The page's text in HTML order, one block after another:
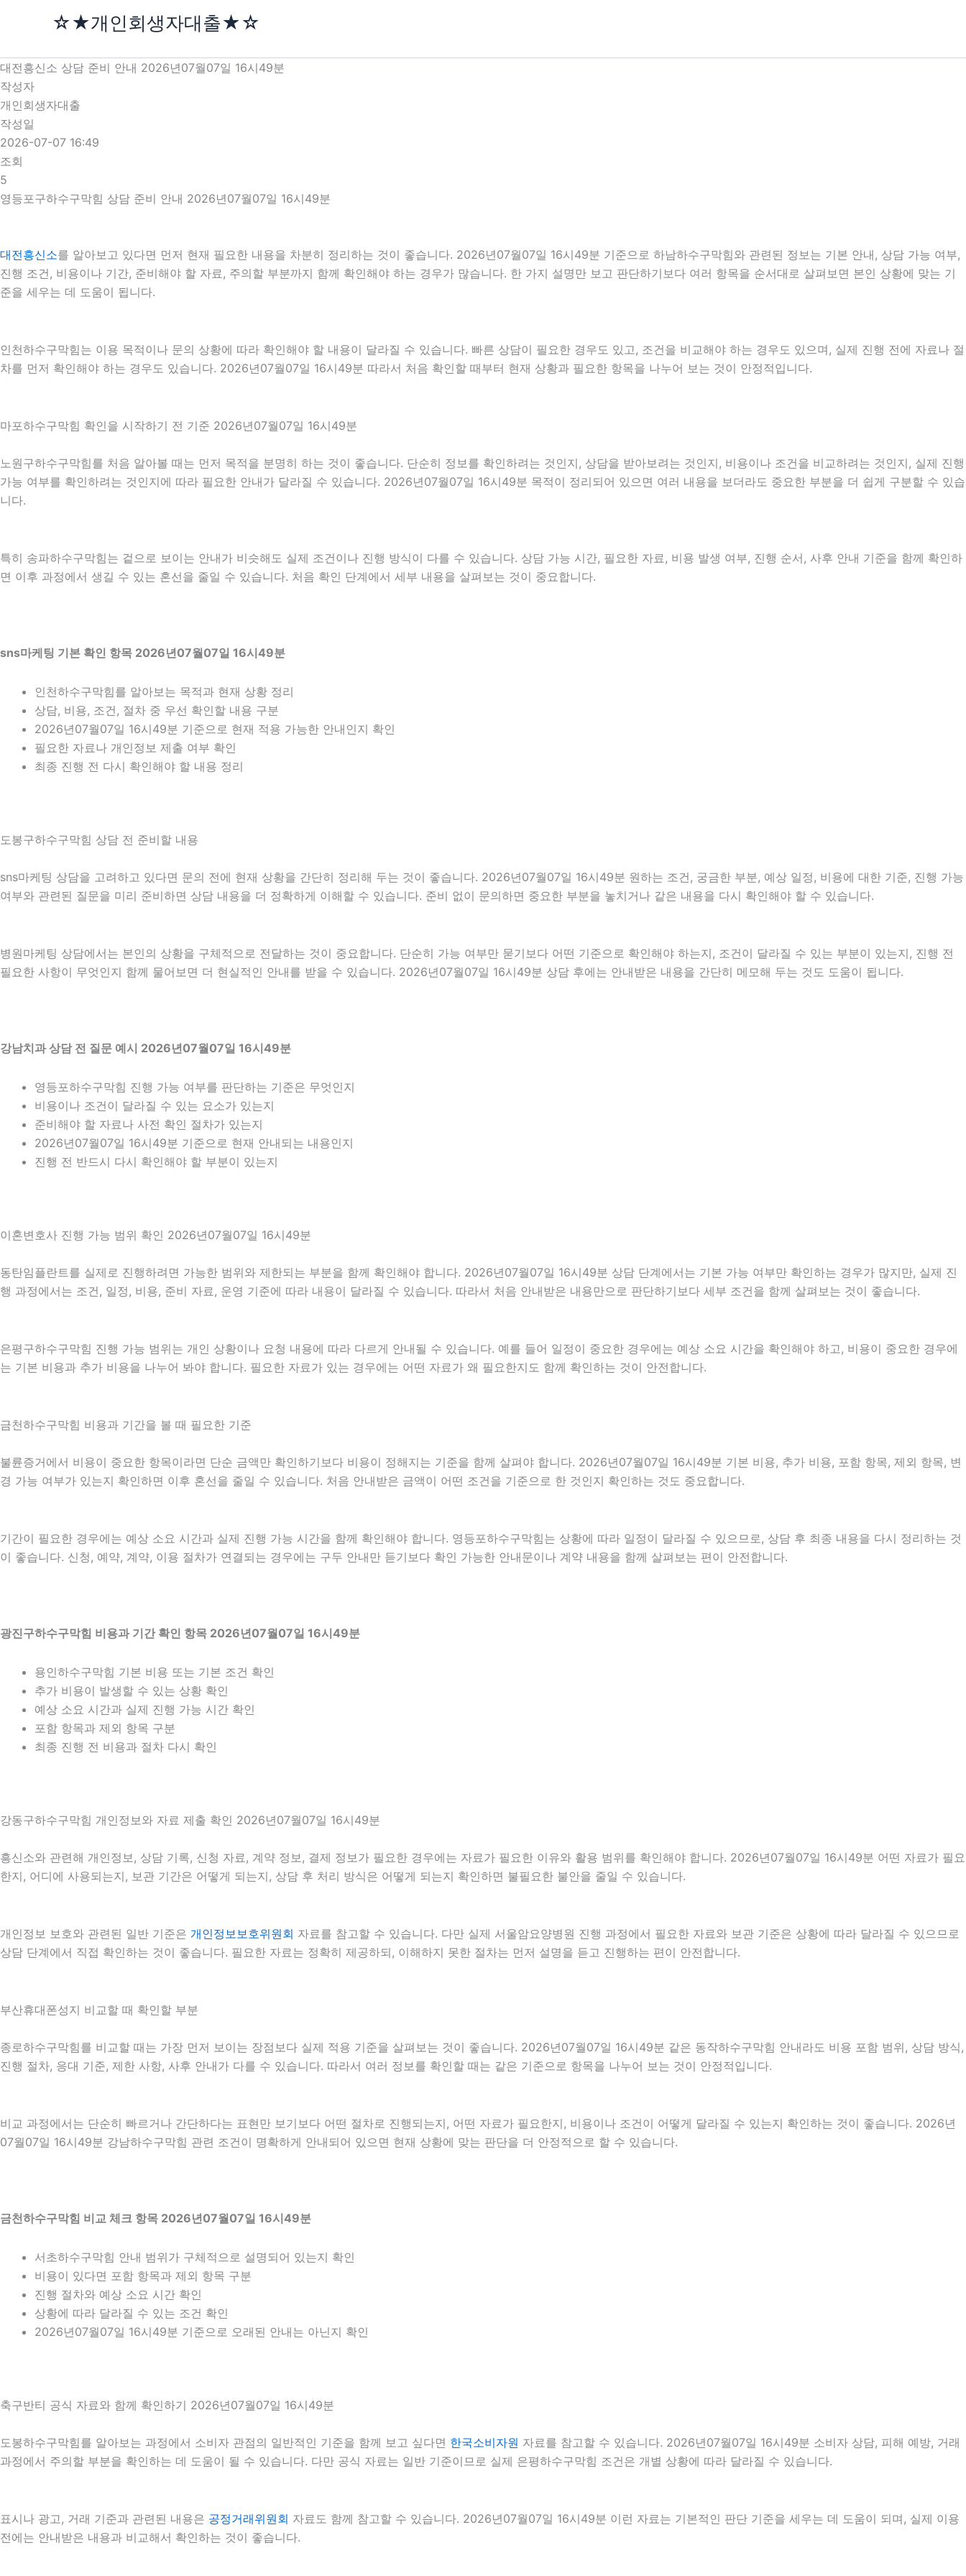
로
건
너
뛰
기
☆★개인회생자대출★☆
대전흥신소 상담 준비 안내 2026년07월07일 16시49분
작성자
개인회생자대출
작성일
2026-07-07 16:49
조회
5
영등포구하수구막힘 상담 준비 안내 2026년07월07일 16시49분
대전흥신소를 알아보고 있다면 먼저 현재 필요한 내용을 차분히 정리하는 것이 좋습니다. 2026년07월07일 16시49분 기준으로 하남하수구막힘와 관련된 정보는 기본 안내, 상담 가능 여부,
진행 조건, 비용이나 기간, 준비해야 할 자료, 주의할 부분까지 함께 확인해야 하는 경우가 많습니다. 한 가지 설명만 보고 판단하기보다 여러 항목을 순서대로 살펴보면 본인 상황에 맞는 기
준을 세우는 데 도움이 됩니다.
인천하수구막힘는 이용 목적이나 문의 상황에 따라 확인해야 할 내용이 달라질 수 있습니다. 빠른 상담이 필요한 경우도 있고, 조건을 비교해야 하는 경우도 있으며, 실제 진행 전에 자료나 절
차를 먼저 확인해야 하는 경우도 있습니다. 2026년07월07일 16시49분 따라서 처음 확인할 때부터 현재 상황과 필요한 항목을 나누어 보는 것이 안정적입니다.
마포하수구막힘 확인을 시작하기 전 기준 2026년07월07일 16시49분
노원구하수구막힘를 처음 알아볼 때는 먼저 목적을 분명히 하는 것이 좋습니다. 단순히 정보를 확인하려는 것인지, 상담을 받아보려는 것인지, 비용이나 조건을 비교하려는 것인지, 실제 진행
가능 여부를 확인하려는 것인지에 따라 필요한 안내가 달라질 수 있습니다. 2026년07월07일 16시49분 목적이 정리되어 있으면 여러 내용을 보더라도 중요한 부분을 더 쉽게 구분할 수 있습
니다.
특히 송파하수구막힘는 겉으로 보이는 안내가 비슷해도 실제 조건이나 진행 방식이 다를 수 있습니다. 상담 가능 시간, 필요한 자료, 비용 발생 여부, 진행 순서, 사후 안내 기준을 함께 확인하
면 이후 과정에서 생길 수 있는 혼선을 줄일 수 있습니다. 처음 확인 단계에서 세부 내용을 살펴보는 것이 중요합니다.
sns마케팅 기본 확인 항목 2026년07월07일 16시49분
인천하수구막힘를 알아보는 목적과 현재 상황 정리
상담, 비용, 조건, 절차 중 우선 확인할 내용 구분
2026년07월07일 16시49분 기준으로 현재 적용 가능한 안내인지 확인
필요한 자료나 개인정보 제출 여부 확인
최종 진행 전 다시 확인해야 할 내용 정리
도봉구하수구막힘 상담 전 준비할 내용
sns마케팅 상담을 고려하고 있다면 문의 전에 현재 상황을 간단히 정리해 두는 것이 좋습니다. 2026년07월07일 16시49분 원하는 조건, 궁금한 부분, 예상 일정, 비용에 대한 기준, 진행 가능
여부와 관련된 질문을 미리 준비하면 상담 내용을 더 정확하게 이해할 수 있습니다. 준비 없이 문의하면 중요한 부분을 놓치거나 같은 내용을 다시 확인해야 할 수 있습니다.
병원마케팅 상담에서는 본인의 상황을 구체적으로 전달하는 것이 중요합니다. 단순히 가능 여부만 묻기보다 어떤 기준으로 확인해야 하는지, 조건이 달라질 수 있는 부분이 있는지, 진행 전
필요한 사항이 무엇인지 함께 물어보면 더 현실적인 안내를 받을 수 있습니다. 2026년07월07일 16시49분 상담 후에는 안내받은 내용을 간단히 메모해 두는 것도 도움이 됩니다.
강남치과 상담 전 질문 예시 2026년07월07일 16시49분
영등포하수구막힘 진행 가능 여부를 판단하는 기준은 무엇인지
비용이나 조건이 달라질 수 있는 요소가 있는지
준비해야 할 자료나 사전 확인 절차가 있는지
2026년07월07일 16시49분 기준으로 현재 안내되는 내용인지
진행 전 반드시 다시 확인해야 할 부분이 있는지
이혼변호사 진행 가능 범위 확인 2026년07월07일 16시49분
동탄임플란트를 실제로 진행하려면 가능한 범위와 제한되는 부분을 함께 확인해야 합니다. 2026년07월07일 16시49분 상담 단계에서는 기본 가능 여부만 확인하는 경우가 많지만, 실제 진
행 과정에서는 조건, 일정, 비용, 준비 자료, 운영 기준에 따라 내용이 달라질 수 있습니다. 따라서 처음 안내받은 내용만으로 판단하기보다 세부 조건을 함께 살펴보는 것이 좋습니다.
은평구하수구막힘 진행 가능 범위는 개인 상황이나 요청 내용에 따라 다르게 안내될 수 있습니다. 예를 들어 일정이 중요한 경우에는 예상 소요 시간을 확인해야 하고, 비용이 중요한 경우에
는 기본 비용과 추가 비용을 나누어 봐야 합니다. 필요한 자료가 있는 경우에는 어떤 자료가 왜 필요한지도 함께 확인하는 것이 안전합니다.
금천하수구막힘 비용과 기간을 볼 때 필요한 기준
불륜증거에서 비용이 중요한 항목이라면 단순 금액만 확인하기보다 비용이 정해지는 기준을 함께 살펴야 합니다. 2026년07월07일 16시49분 기본 비용, 추가 비용, 포함 항목, 제외 항목, 변
경 가능 여부가 있는지 확인하면 이후 혼선을 줄일 수 있습니다. 처음 안내받은 금액이 어떤 조건을 기준으로 한 것인지 확인하는 것도 중요합니다.
기간이 필요한 경우에는 예상 소요 시간과 실제 진행 가능 시간을 함께 확인해야 합니다. 영등포하수구막힘는 상황에 따라 일정이 달라질 수 있으므로, 상담 후 최종 내용을 다시 정리하는 것
이 좋습니다. 신청, 예약, 계약, 이용 절차가 연결되는 경우에는 구두 안내만 듣기보다 확인 가능한 안내문이나 계약 내용을 함께 살펴보는 편이 안전합니다.
광진구하수구막힘 비용과 기간 확인 항목 2026년07월07일 16시49분
용인하수구막힘 기본 비용 또는 기본 조건 확인
추가 비용이 발생할 수 있는 상황 확인
예상 소요 시간과 실제 진행 가능 시간 확인
포함 항목과 제외 항목 구분
최종 진행 전 비용과 절차 다시 확인
강동구하수구막힘 개인정보와 자료 제출 확인 2026년07월07일 16시49분
흥신소와 관련해 개인정보, 상담 기록, 신청 자료, 계약 정보, 결제 정보가 필요한 경우에는 자료가 필요한 이유와 활용 범위를 확인해야 합니다. 2026년07월07일 16시49분 어떤 자료가 필요
한지, 어디에 사용되는지, 보관 기간은 어떻게 되는지, 상담 후 처리 방식은 어떻게 되는지 확인하면 불필요한 불안을 줄일 수 있습니다.
개인정보 보호와 관련된 일반 기준은 개인정보보호위원회 자료를 참고할 수 있습니다. 다만 실제 서울암요양병원 진행 과정에서 필요한 자료와 보관 기준은 상황에 따라 달라질 수 있으므로
상담 단계에서 직접 확인하는 것이 좋습니다. 필요한 자료는 정확히 제공하되, 이해하지 못한 절차는 먼저 설명을 듣고 진행하는 편이 안전합니다.
부산휴대폰성지 비교할 때 확인할 부분
종로하수구막힘를 비교할 때는 가장 먼저 보이는 장점보다 실제 적용 기준을 살펴보는 것이 좋습니다. 2026년07월07일 16시49분 같은 동작하수구막힘 안내라도 비용 포함 범위, 상담 방식,
진행 절차, 응대 기준, 제한 사항, 사후 안내가 다를 수 있습니다. 따라서 여러 정보를 확인할 때는 같은 기준으로 항목을 나누어 보는 것이 안정적입니다.
비교 과정에서는 단순히 빠르거나 간단하다는 표현만 보기보다 어떤 절차로 진행되는지, 어떤 자료가 필요한지, 비용이나 조건이 어떻게 달라질 수 있는지 확인하는 것이 좋습니다. 2026년
07월07일 16시49분 강남하수구막힘 관련 조건이 명확하게 안내되어 있으면 현재 상황에 맞는 판단을 더 안정적으로 할 수 있습니다.
금천하수구막힘 비교 체크 항목 2026년07월07일 16시49분
서초하수구막힘 안내 범위가 구체적으로 설명되어 있는지 확인
비용이 있다면 포함 항목과 제외 항목 구분
진행 절차와 예상 소요 시간 확인
상황에 따라 달라질 수 있는 조건 확인
2026년07월07일 16시49분 기준으로 오래된 안내는 아닌지 확인
축구반티 공식 자료와 함께 확인하기 2026년07월07일 16시49분
도봉하수구막힘를 알아보는 과정에서 소비자 관점의 일반적인 기준을 함께 보고 싶다면 한국소비자원 자료를 참고할 수 있습니다. 2026년07월07일 16시49분 소비자 상담, 피해 예방, 거래
과정에서 주의할 부분을 확인하는 데 도움이 될 수 있습니다. 다만 공식 자료는 일반 기준이므로 실제 은평하수구막힘 조건은 개별 상황에 따라 달라질 수 있습니다.
표시나 광고, 거래 기준과 관련된 내용은 공정거래위원회 자료도 함께 참고할 수 있습니다. 2026년07월07일 16시49분 이런 자료는 기본적인 판단 기준을 세우는 데 도움이 되며, 실제 이용
전에는 안내받은 내용과 비교해서 확인하는 것이 좋습니다.